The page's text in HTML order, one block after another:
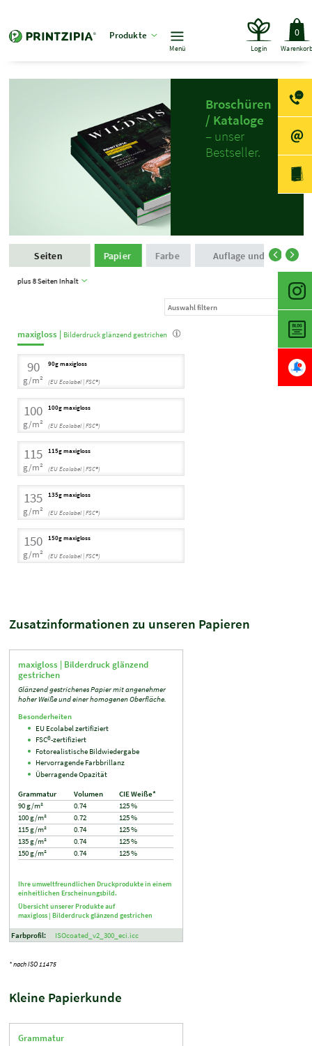
Produkte
Menü Login
0
Broschüren
/ Kataloge
– unser
Bestseller.
Seiten
plus 8 Seiten Inhalt
Papier Farbe Auflage und
maxigloss | Bilderdruck glänzend gestrichen
90
g/m²
90g maxigloss
(EU Ecolabel | FSC®)
100
g/m²
100g maxigloss
(EU Ecolabel | FSC®)
115
g/m²
115g maxigloss
(EU Ecolabel | FSC®)
135
g/m²
135g maxigloss
(EU Ecolabel | FSC®)
150
g/m²
150g maxigloss
(EU Ecolabel | FSC®)
Zusatzinformationen zu unseren Papieren
maxigloss | Bilderdruck glänzend
gestrichen
Glänzend gestrichenes Papier mit angenehmer
hoher Weiße und einer homogenen Oberfläche.
Besonderheiten
EU Ecolabel zertifiziert
FSC®-zertifiziert
Fotorealistische Bildwiedergabe
Hervorragende Farbbrillanz
Überragende Opazität
Farbprofil: ISOcoated_v2_300_eci.icc
Grammatur Volumen
CIE Weiße*
90 g/m²
0.74
125 %
100 g/m²
0.72
125 %
115 g/m²
0.74
125 %
135 g/m²
0.74
125 %
150 g/m²
0.74 125 %
Ihre umweltfreundlichen Druckprodukte in einem
einheitlichen Erscheinungsbild.
Übersicht unserer Produkte auf
maxigloss | Bilderdruck glänzend gestrichen
* nach ISO 11475
Kleine Papierkunde
Grammatur